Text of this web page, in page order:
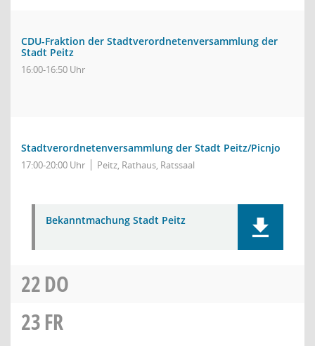
CDU-Fraktion der Stadtverordnetenversammlung der
Stadt Peitz
16:00-16:50 Uhr
Stadtverordnetenversammlung der Stadt Peitz/Picnjo
17:00-20:00 Uhr Peitz, Rathaus, Ratssaal
Bekanntmachung Stadt Peitz
22DO
23FR